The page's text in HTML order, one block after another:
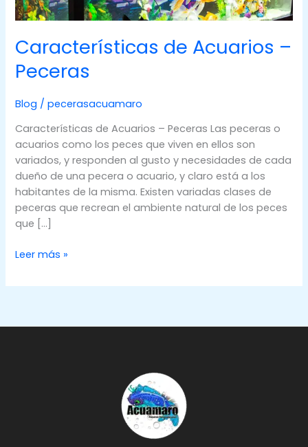
Características de Acuarios –
Peceras
Blog /pecerasacuamaro
Características de Acuarios – Peceras Las peceras o
acuarios como los peces que viven en ellos son
variados, y responden al gusto y necesidades de cada
dueño de una pecera o acuario, y claro está a los
habitantes de la misma. Existen variadas clases de
peceras que recrean el ambiente natural de los peces
que […]
Características
Acuarios
Leer más »